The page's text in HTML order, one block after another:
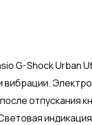
G-Shock Urban
вибрации.
отпускания
индикация